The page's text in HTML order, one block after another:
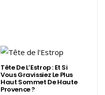
Tête De L’Estrop : Et Si
Vous Gravissiez Le Plus
Haut Sommet De Haute
Provence ?